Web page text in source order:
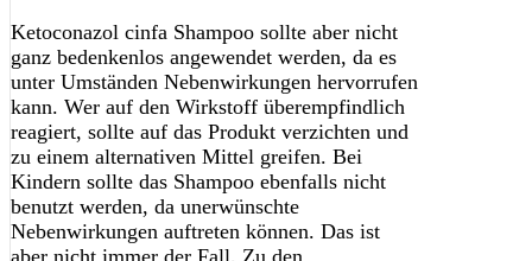
Ketoconazol cinfa Shampoo sollte aber nicht
ganz bedenkenlos angewendet werden, da es
unter Umständen Nebenwirkungen hervorrufen
kann. Wer auf den Wirkstoff überempfindlich
reagiert, sollte auf das Produkt verzichten und
zu einem alternativen Mittel greifen. Bei
Kindern sollte das Shampoo ebenfalls nicht
benutzt werden, da unerwünschte
Nebenwirkungen auftreten können. Das ist